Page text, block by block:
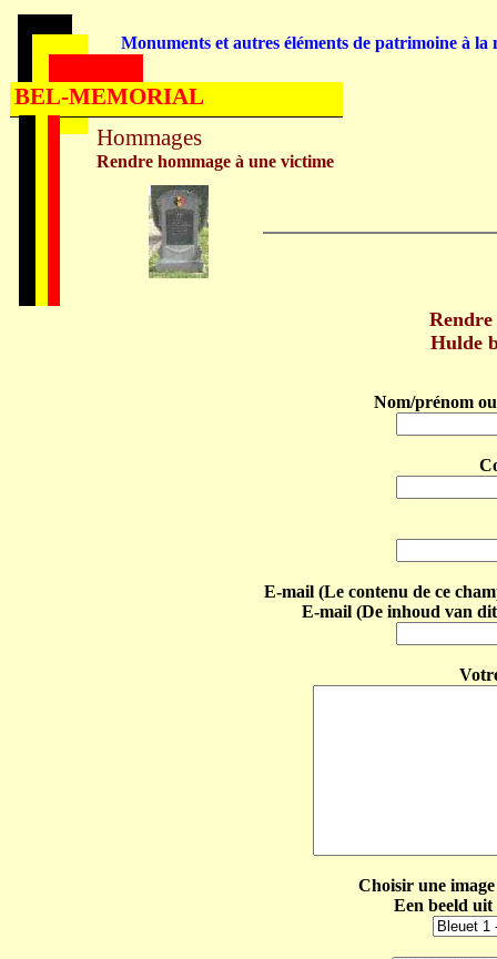
Hulde
Nom/prénom
E-mail (Le contenu de ce
E-mail (De inhoud van
Choisir une
Een beeld
Hommages
Rendre hommage à une victime
Monuments et autres éléments de patrimoine à la
BEL-MEMORIAL